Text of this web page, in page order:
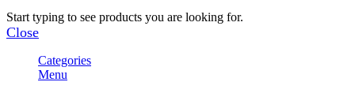
Start typing to see products you are looking for.
Close
Categories
Menu